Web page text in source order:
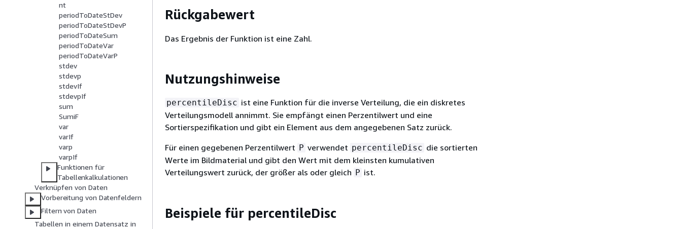
nt
periodToDateStDev
periodToDateStDevP
periodToDateSum
periodToDateVar
periodToDateVarP
stdev
stdevp
stdevIf
stdevpIf
sum
SumiF
var
varIf
varp
varpIf
Funktionen für
Tabellenkalkulationen
Verknüpfen von Daten
Vorbereitung von Datenfeldern
Filtern von Daten
Tabellen in einem Datensatz in
Rückgabewert
Das Ergebnis der Funktion ist eine Zahl.
Nutzungshinweise
percentileDisc ist eine Funktion für die inverse Verteilung, die ein diskretes
Verteilungsmodell annimmt. Sie empfängt einen Perzentilwert und eine
Sortierspezifikation und gibt ein Element aus dem angegebenen Satz zurück.
Für einen gegebenen Perzentilwert P verwendet percentileDisc die sortierten
Werte im Bildmaterial und gibt den Wert mit dem kleinsten kumulativen
Verteilungswert zurück, der größer als oder gleich P ist.
Beispiele für percentileDisc